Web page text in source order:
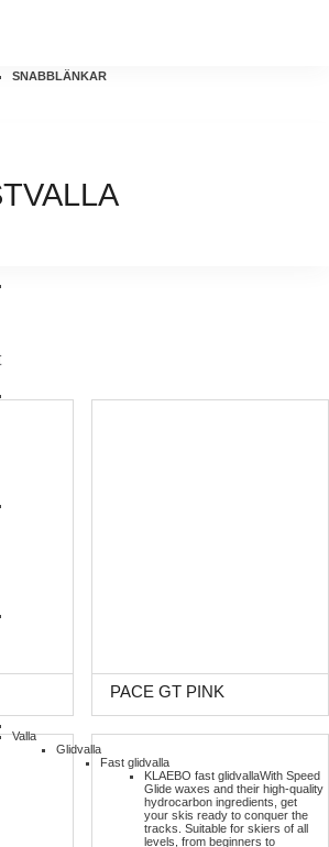
SNABBLÄNKAR
Valla
Glidvalla
Fast glidvalla
KLAEBO fast glidvallaWith Speed
Glide waxes and their high-quality
hydrocarbon ingredients, get
your skis ready to conquer the
tracks. Suitable for skiers of all
levels, from beginners to
PACE GT PINK